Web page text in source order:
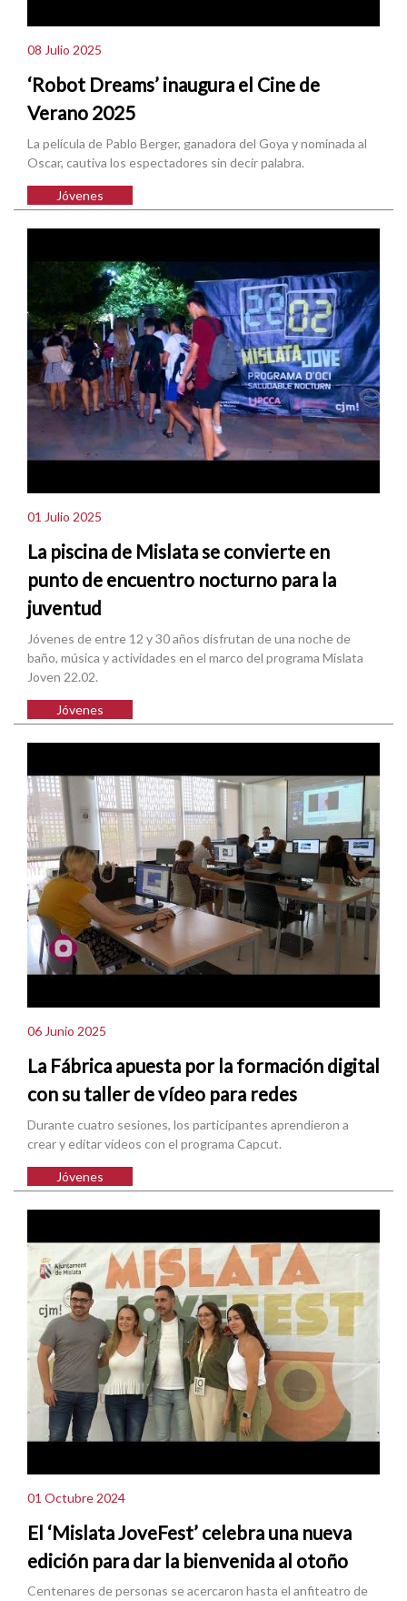
08 Julio 2025
‘Robot Dreams’ inaugura el Cine de
Verano 2025
La película de Pablo Berger, ganadora del Goya y nominada al
Oscar, cautiva los espectadores sin decir palabra.
Jóvenes
01 Julio 2025
La piscina de Mislata se convierte en
punto de encuentro nocturno para la
juventud
Jóvenes de entre 12 y 30 años disfrutan de una noche de
baño, música y actividades en el marco del programa Mislata
Joven 22.02.
Jóvenes
06 Junio 2025
La Fábrica apuesta por la formación digital
con su taller de vídeo para redes
Durante cuatro sesiones, los participantes aprendieron a
crear y editar vídeos con el programa Capcut.
Jóvenes
01 Octubre 2024
El ‘Mislata JoveFest’ celebra una nueva
edición para dar la bienvenida al otoño
Centenares de personas se acercaron hasta el anfiteatro de